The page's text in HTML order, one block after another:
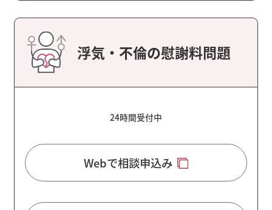
浮気・不倫の慰謝料問題
24時間受付中
Webで相談申込み